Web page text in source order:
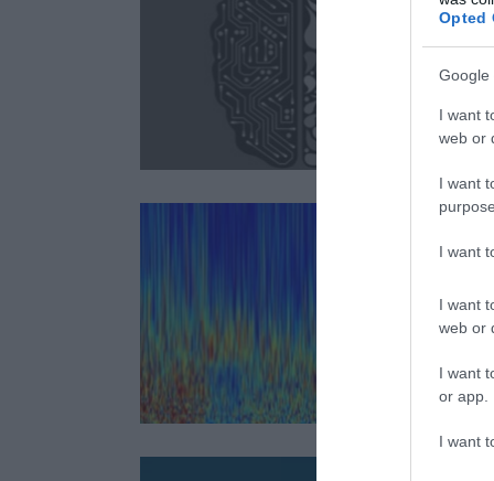
Opted
Google
I want
web or
I want
I want
I want
web or
I want
or app.
I want